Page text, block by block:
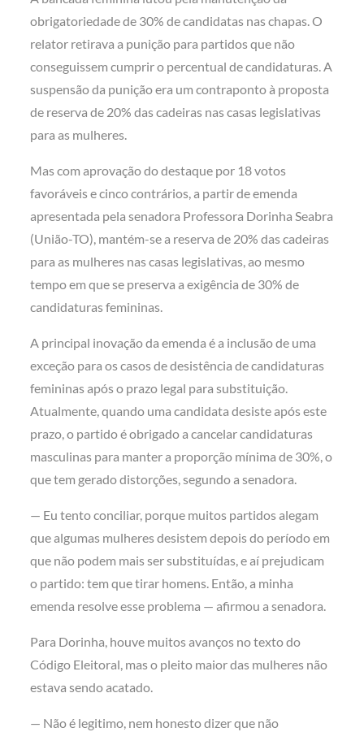
obrigatoriedade de 30% de candidatas nas chapas. O
relator retirava a punição para partidos que não
conseguissem cumprir o percentual de candidaturas. A
suspensão da punição era um contraponto à proposta
de reserva de 20% das cadeiras nas casas legislativas
para as mulheres.
Mas com aprovação do destaque por 18 votos
favoráveis e cinco contrários, a partir de emenda
apresentada pela senadora Professora Dorinha Seabra
(União-TO), mantém-se a reserva de 20% das cadeiras
para as mulheres nas casas legislativas, ao mesmo
tempo em que se preserva a exigência de 30% de
candidaturas femininas.
A principal inovação da emenda é a inclusão de uma
exceção para os casos de desistência de candidaturas
femininas após o prazo legal para substituição.
Atualmente, quando uma candidata desiste após este
prazo, o partido é obrigado a cancelar candidaturas
masculinas para manter a proporção mínima de 30%, o
que tem gerado distorções, segundo a senadora.
— Eu tento conciliar, porque muitos partidos alegam
que algumas mulheres desistem depois do período em
que não podem mais ser substituídas, e aí prejudicam
o partido: tem que tirar homens. Então, a minha
emenda resolve esse problema — afirmou a senadora.
Para Dorinha, houve muitos avanços no texto do
Código Eleitoral, mas o pleito maior das mulheres não
estava sendo acatado.
— Não é legitimo, nem honesto dizer que não